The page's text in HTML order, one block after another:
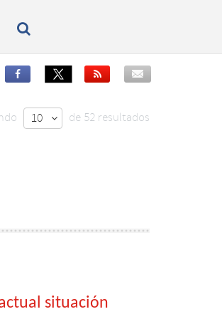



10  de 52 resultados
situación